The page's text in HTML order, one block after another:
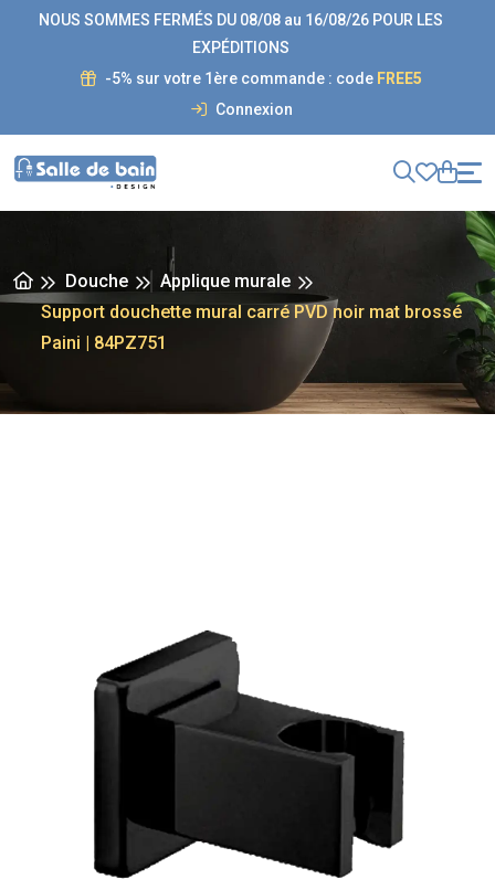
NOUS SOMMES FERMÉS DU 08/08 au 16/08/26 POUR LES
EXPÉDITIONS
-5% sur votre 1ère commande : code FREE5
Connexion
Douche
Applique murale
Support douchette mural carré PVD noir mat brossé
Paini | 84PZ751